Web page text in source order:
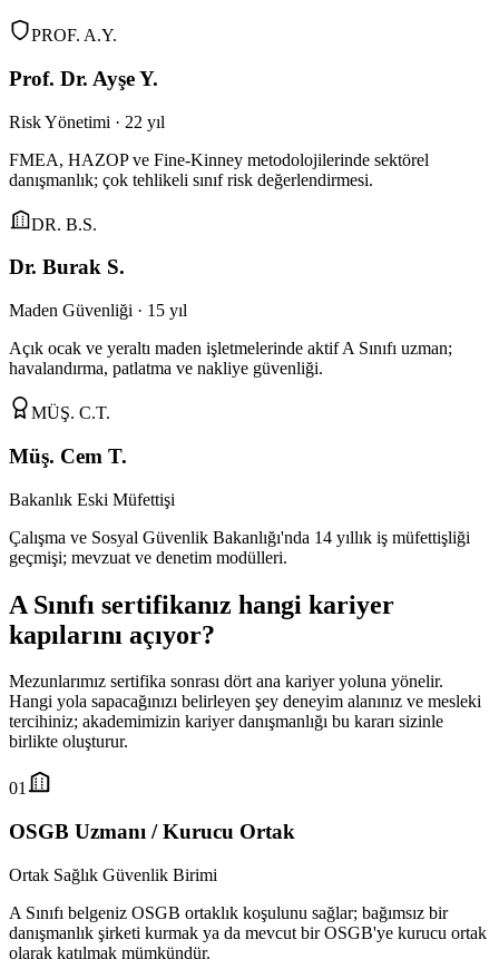
PROF. A.Y.
Prof. Dr. Ayşe Y.
Risk Yönetimi · 22 yıl
FMEA, HAZOP ve Fine-Kinney metodolojilerinde sektörel
danışmanlık; çok tehlikeli sınıf risk değerlendirmesi.
DR. B.S.
Dr. Burak S.
Maden Güvenliği · 15 yıl
Açık ocak ve yeraltı maden işletmelerinde aktif A Sınıfı uzman;
havalandırma, patlatma ve nakliye güvenliği.
MÜŞ. C.T.
Müş. Cem T.
Bakanlık Eski Müfettişi
Çalışma ve Sosyal Güvenlik Bakanlığı'nda 14 yıllık iş müfettişliği
geçmişi; mevzuat ve denetim modülleri.
A Sınıfı sertifikanız hangi kariyer
kapılarını açıyor?
Mezunlarımız sertifika sonrası dört ana kariyer yoluna yönelir.
Hangi yola sapacağınızı belirleyen şey deneyim alanınız ve mesleki
tercihiniz; akademimizin kariyer danışmanlığı bu kararı sizinle
birlikte oluşturur.
01
OSGB Uzmanı / Kurucu Ortak
Ortak Sağlık Güvenlik Birimi
A Sınıfı belgeniz OSGB ortaklık koşulunu sağlar; bağımsız bir
danışmanlık şirketi kurmak ya da mevcut bir OSGB'ye kurucu ortak
olarak katılmak mümkündür.